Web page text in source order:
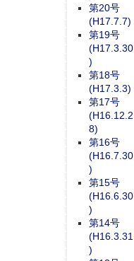
第20号
(H17.7.7)
第19号
(H17.3.30
)
第18号
(H17.3.3)
第17号
(H16.12.2
8)
第16号
(H16.7.30
)
第15号
(H16.6.30
)
第14号
(H16.3.31
)